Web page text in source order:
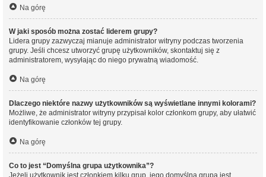
Na górę
W jaki sposób można zostać liderem grupy?
Lidera grupy zazwyczaj mianuje administrator witryny podczas tworzenia
grupy. Jeśli chcesz utworzyć grupę użytkowników, skontaktuj się z
administratorem, wysyłając do niego prywatną wiadomość.
Na górę
Dlaczego niektóre nazwy użytkowników są wyświetlane innymi kolorami?
Możliwe, że administrator witryny przypisał kolor członkom grupy, aby ułatwić
identyfikowanie członków tej grupy.
Na górę
Co to jest “Domyślna grupa użytkownika”?
Jeżeli użytkownik jest członkiem kilku grup, jego domyślna grupa jest